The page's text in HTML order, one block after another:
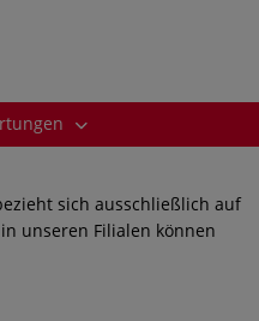
sich ausschließlich auf
unseren Filialen können